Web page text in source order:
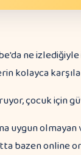
ne
kolayca
uygun
bazen